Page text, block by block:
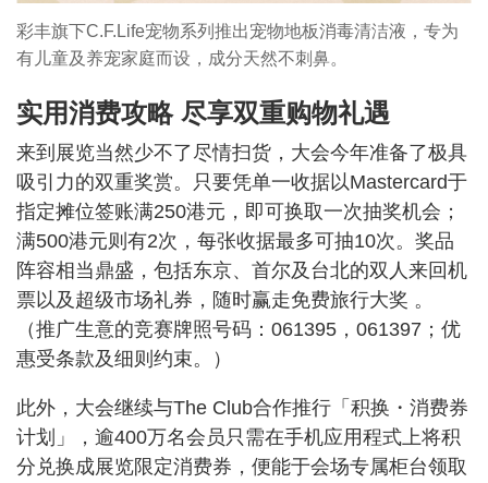
彩丰旗下C.F.Life宠物系列推出宠物地板消毒清洁液，专为
有儿童及养宠家庭而设，成分天然不刺鼻。
实用消费攻略 尽享双重购物礼遇
来到展览当然少不了尽情扫货，大会今年准备了极具
吸引力的双重奖赏。只要凭单一收据以Mastercard于
指定摊位签账满250港元，即可换取一次抽奖机会；
满500港元则有2次，每张收据最多可抽10次。奖品
阵容相当鼎盛，包括东京、首尔及台北的双人来回机
票以及超级市场礼券，随时赢走免费旅行大奖 。
（推广生意的竞赛牌照号码：061395，061397；优
惠受条款及细则约束。）
此外，大会继续与The Club合作推行「积换・消费券
计划」，逾400万名会员只需在手机应用程式上将积
分兑换成展览限定消费券，便能于会场专属柜台领取